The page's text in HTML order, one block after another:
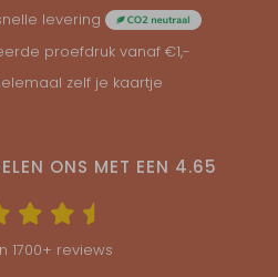
levering
proefdruk vanaf €1,-
zelf je kaartje
ONS MET EEN 4.65
1700+ reviews